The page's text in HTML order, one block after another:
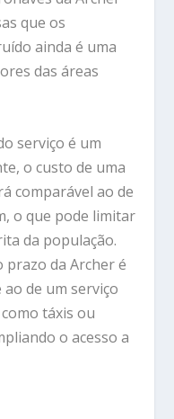
que os
ainda é uma
das áreas
serviço é um
o custo de uma
comparável ao de
o que pode limitar
da população.
da Archer é
de um serviço
táxis ou
o acesso a